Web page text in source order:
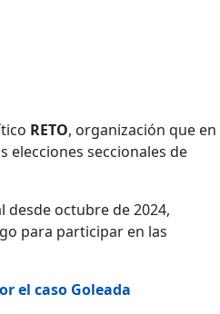
RETO, organización que en
elecciones seccionales de
desde octubre de 2024,
para participar en las
el caso Goleada